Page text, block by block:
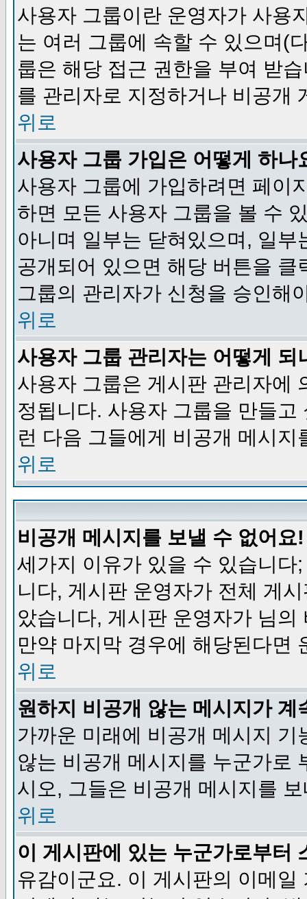
사용자 그룹이란 운영자가 사용
는 여러 그룹에 속할 수 있으며(
룹은 해당 접근 권한을 부여 받
를 관리자로 지정하거나 비공개
위로
사용자 그룹 가입은 어떻게 하나
사용자 그룹에 가입하려면 페이
하면 모든 사용자 그룹을 볼 수
아니며 일부는 닫혀있으며, 일
공개되어 있으면 해당 버튼을
그룹의 관리자가 신청을 승인해
위로
사용자 그룹 관리자는 어떻게 되
사용자 그룹은 게시판 관리자에
정됩니다. 사용자 그룹을 만들
런 다음 그들에게 비공개 메시지
위로
비공개 메시지를 보낼 수 없어요!
세가지 이유가 있을 수 있습니
니다, 게시판 운영자가 전체 게
았습니다, 게시판 운영자가 님
만약 마지막 경우에 해당된다면
위로
원하지 비공개 않는 메시지가 계
가까운 미래에 비공개 메시지
않는 비공개 메시지를 누군가로
시오, 그들은 비공개 메시지를
위로
이 게시판에 있는 누군가로부터
유감이군요. 이 게시판의 이메